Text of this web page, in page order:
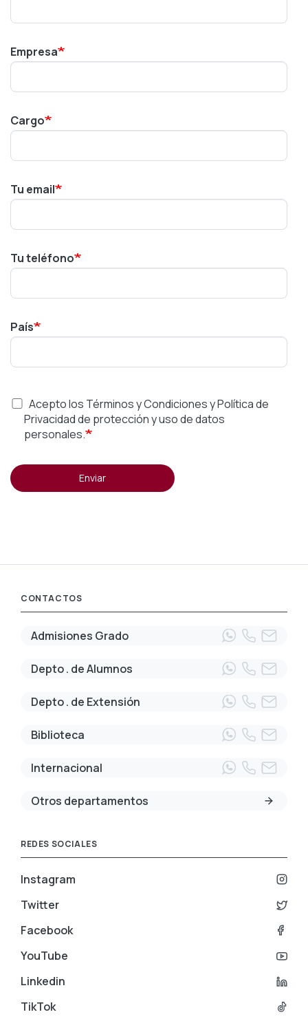
Empresa
Cargo
Tu email
Tu teléfono
País
Acepto los Términos y Condiciones y Política de
Privacidad de protección y uso de datos
personales.
Enviar
CONTACTOS
Admisiones Grado
Depto . de Alumnos
Depto . de Extensión
Biblioteca
Internacional
Otros departamentos
REDES SOCIALES
Instagram
Twitter
Facebook
YouTube
Linkedin
TikTok